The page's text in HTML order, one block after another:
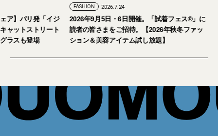
ア】パリ発「イジ
ャットストリート
ラスも登場
FASHION 2026.7.24
2026年9月5日・6日開催。「試着フェス®︎」に
読者の皆さまをご招待。【2026年秋冬ファッ
ション＆美容アイテム試し放題】